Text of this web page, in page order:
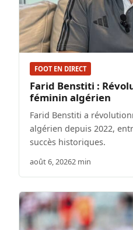
FOOT EN DIRECT
Farid Benstiti :
féminin algérien
Farid Benstiti a
algérien depuis 2022,
succès historiques.
août 6, 20262 min